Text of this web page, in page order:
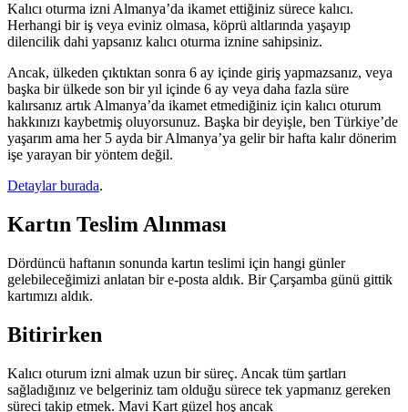
Kalıcı oturma izni Almanya’da ikamet ettiğiniz sürece kalıcı.
Herhangi bir iş veya eviniz olmasa, köprü altlarında yaşayıp
dilencilik dahi yapsanız kalıcı oturma iznine sahipsiniz.
Ancak, ülkeden çıktıktan sonra 6 ay içinde giriş yapmazsanız, veya
başka bir ülkede son bir yıl içinde 6 ay veya daha fazla süre
kalırsanız artık Almanya’da ikamet etmediğiniz için kalıcı oturum
hakkınızı kaybetmiş oluyorsunuz. Başka bir deyişle, ben Türkiye’de
yaşarım ama her 5 ayda bir Almanya’ya gelir bir hafta kalır dönerim
işe yarayan bir yöntem değil.
Detaylar burada.
Kartın Teslim Alınması
Dördüncü haftanın sonunda kartın teslimi için hangi günler
gelebileceğimizi anlatan bir e-posta aldık. Bir Çarşamba günü gittik
kartımızı aldık.
Bitirirken
Kalıcı oturum izni almak uzun bir süreç. Ancak tüm şartları
sağladığınız ve belgeriniz tam olduğu sürece tek yapmanız gereken
süreci takip etmek. Mavi Kart güzel hoş ancak